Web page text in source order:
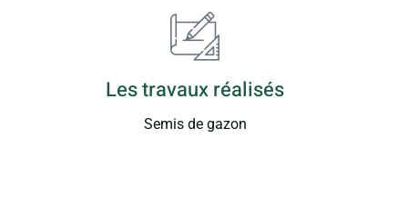
Les travaux réalisés
Semis de gazon